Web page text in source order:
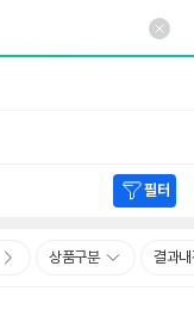
필터
상품구분 결과